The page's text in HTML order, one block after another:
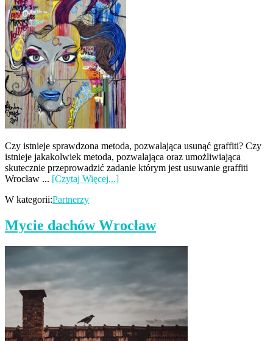
Czy istnieje sprawdzona metoda, pozwalająca usunąć graffiti? Czy
istnieje jakakolwiek metoda, pozwalająca oraz umożliwiająca
skutecznie przeprowadzić zadanie którym jest usuwanie graffiti
Wrocław ... [Czytaj Więcej...]
W kategorii:Partnerzy
Mycie dachów Wrocław